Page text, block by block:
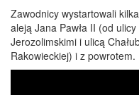
Zawodnicy wystartowali
aleją Jana Pawła II (od
Jerozolimskimi i ulicą
Rakowieckiej) i z powrotem.